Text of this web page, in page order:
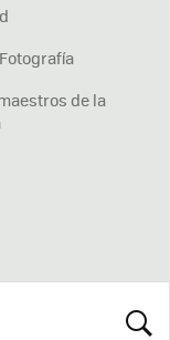
de la